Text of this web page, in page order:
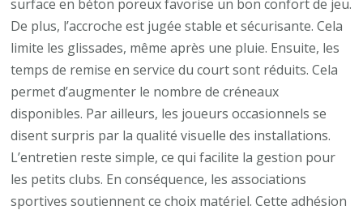
surface en béton poreux favorise un bon confort de jeu.
De plus, l’accroche est jugée stable et sécurisante. Cela
limite les glissades, même après une pluie. Ensuite, les
temps de remise en service du court sont réduits. Cela
permet d’augmenter le nombre de créneaux
disponibles. Par ailleurs, les joueurs occasionnels se
disent surpris par la qualité visuelle des installations.
L’entretien reste simple, ce qui facilite la gestion pour
les petits clubs. En conséquence, les associations
sportives soutiennent ce choix matériel. Cette adhésion